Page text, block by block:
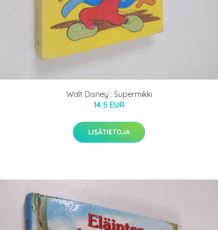
Walt Disney : Supermikki
14.5 EUR
LISÄTIETOJA